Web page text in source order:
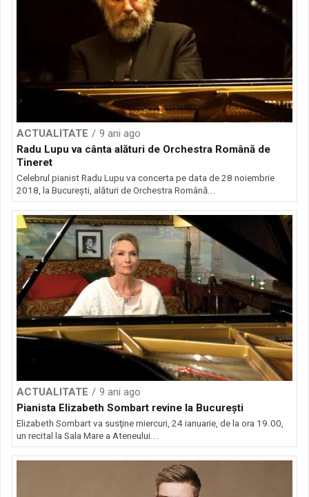
ACTUALITATE
9 ani ago
Radu Lupu va cânta alături de Orchestra Română de
Tineret
Celebrul pianist Radu Lupu va concerta pe data de 28 noiembrie
2018, la Bucureşti, alături de Orchestra Română...
ACTUALITATE
9 ani ago
Pianista Elizabeth Sombart revine la Bucureşti
Elizabeth Sombart va susţine miercuri, 24 ianuarie, de la ora 19.00,
un recital la Sala Mare a Ateneului...